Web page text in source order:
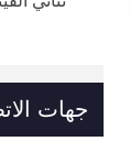
جهات